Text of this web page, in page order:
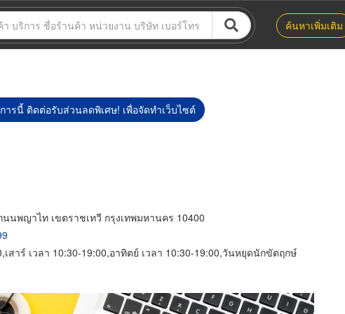
ค้นหาเพิ่มเติม
ารนี้ ติดต่อรับส่วนลดพิเศษ! เพื่อจัดทำเว็บไซต์
นพญาไท เขตราชเทวี กรุงเทพมหานคร 10400
เสาร์ เวลา 10:30-19:00,อาทิตย์ เวลา 10:30-19:00,วันหยุดนักขัตฤกษ์